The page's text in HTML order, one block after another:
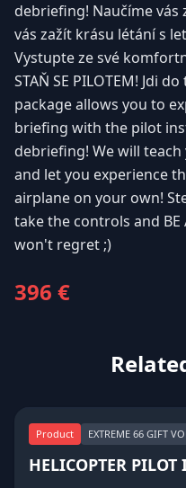
debriefing! Naučíme vás
vás zažít krásu létání s
Vystupte ze své
STAŇ SE PILOTEM! Jdi
package allows you to
briefing with the pilot
debriefing! We will teach
and let you experience
airplane on your own!
take the controls and BE
won't regret ;)
396 €
Product EXTREME 66 GIFT
HELICOPTER